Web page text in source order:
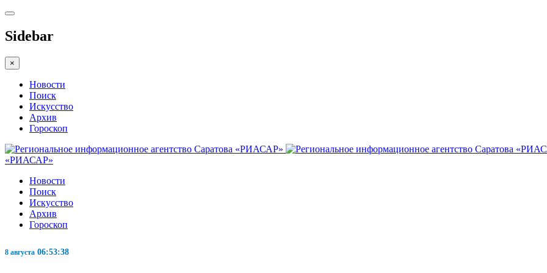
Sidebar
×
Новости
Поиск
Искусство
Архив
Гороскоп
«РИАСАР»
Новости
Поиск
Искусство
Архив
Гороскоп
8 августа 06:53:39